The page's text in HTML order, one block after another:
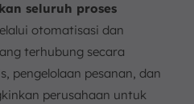
seluruh proses
otomatisasi dan
terhubung secara
pengelolaan pesanan, dan
perusahaan untuk